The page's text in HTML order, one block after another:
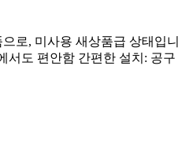
, 미사용 새상품급 상태입
도 편안함 간편한 설치: 공